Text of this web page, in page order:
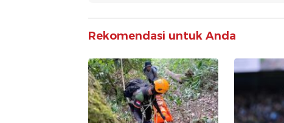
Rekomendasi untuk Anda